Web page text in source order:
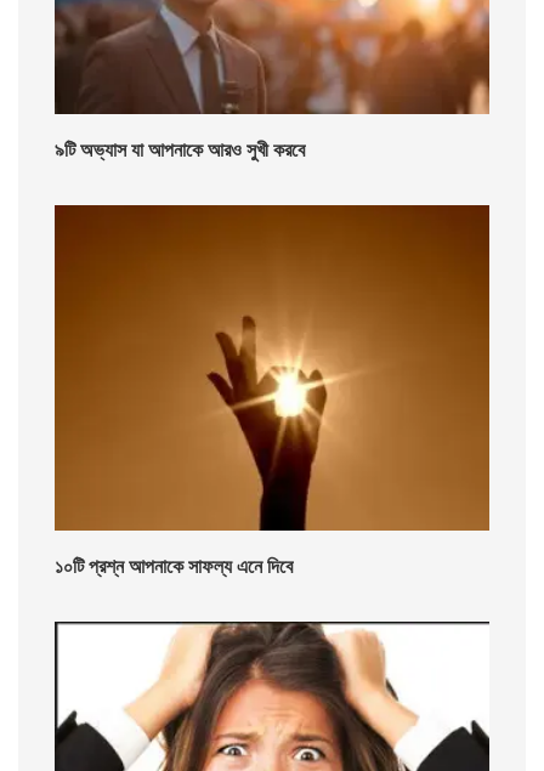
৯টি অভ্যাস যা আপনাকে আরও সুখী করবে
১০টি প্রশ্ন আপনাকে সাফল্য এনে দিবে